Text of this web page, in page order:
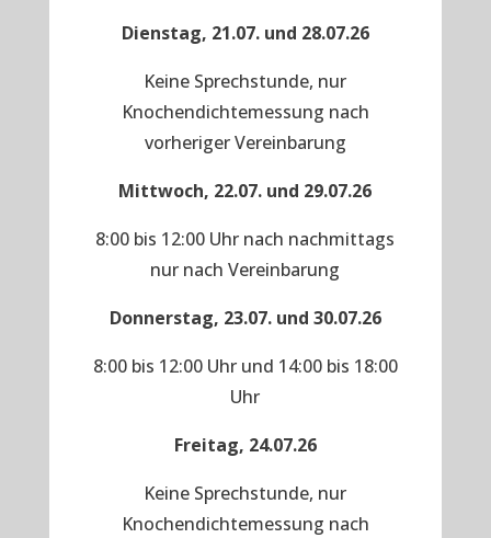
Dienstag, 21.07. und 28.07.26
Keine Sprechstunde, nur
Knochendichtemessung nach
vorheriger Vereinbarung
Mittwoch, 22.07. und 29.07.26
8:00 bis 12:00 Uhr nach nachmittags
nur nach Vereinbarung
Donnerstag, 23.07. und 30.07.26
8:00 bis 12:00 Uhr und 14:00 bis 18:00
Uhr
Freitag, 24.07.26
Keine Sprechstunde, nur
Knochendichtemessung nach